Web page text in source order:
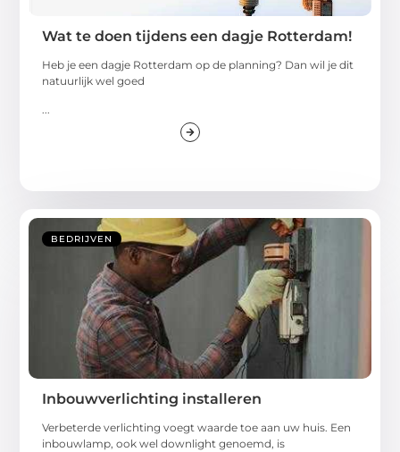
Wat te doen tijdens een dagje Rotterdam!
Heb je een dagje Rotterdam op de planning? Dan wil je dit
natuurlijk wel goed
...
BEDRIJVEN
Inbouwverlichting installeren
Verbeterde verlichting voegt waarde toe aan uw huis. Een
inbouwlamp, ook wel downlight genoemd, is